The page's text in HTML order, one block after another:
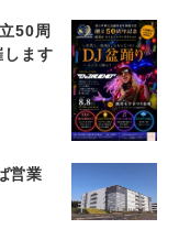
50周
します
営業